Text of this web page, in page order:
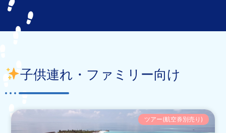
子供連れ・ファミリー向け
ツアー(航空券別売り)